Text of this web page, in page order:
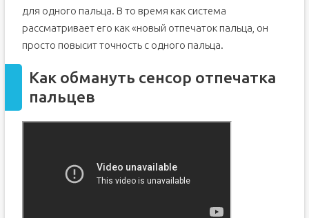
для одного пальца. В то время как система
рассматривает его как «новый отпечаток пальца, он
просто повысит точность с одного пальца.
Как обмануть сенсор отпечатка
пальцев